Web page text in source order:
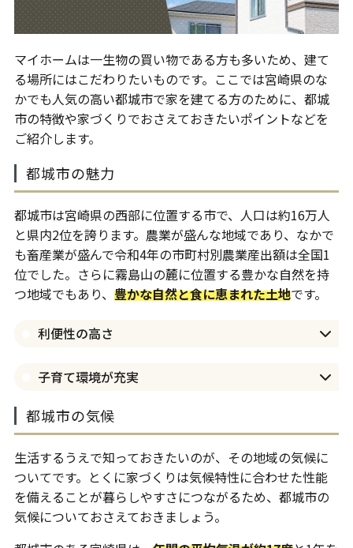
マイホームは一生物の買い物である方も多いため、建て
る場所にはこだわりたいものです。ここでは宮崎県のな
かでも人気の高い都城市で家を建てる方のために、都城
市の特徴や家づくりでおさえておきたいポイントなどを
ご紹介します。
都城市の魅力
都城市は宮崎県の西部に位置する市で、人口は約16万人
と県内2位を誇ります。農業が盛んな地域であり、なかで
も畜産業が盛んで令和4年の市町村別農業産出額は全国1
位でした。さらに霧島山の麓に位置する豊かな自然を持
つ地域でもあり、 豊かな自然と食に恵まれた土地です。
利便性の高さ
子育て環境が充実
都城市の気候
生活するうえで知っておきたいのが、その地域の気候に
ついてです。とくに家づくりは気候特性に合わせた性能
を備えることが暮らしやすさにつながるため、都城市の
気候についておさえておきましょう。